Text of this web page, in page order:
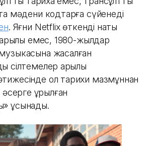
мәдени кодтарға сүйенеді
. Яғни Netflix өткенді нақты
арқылы емес, 1980-жылдар
жасалған
сілтемелер арқылы
ол тарихи мазмұннан
әсерге құрылған
ұсынады.